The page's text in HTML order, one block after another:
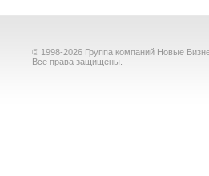
© 1998-2026 Группа компаний Новые
Все права защищены.